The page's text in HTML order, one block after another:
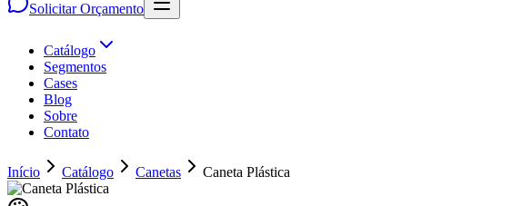
Solicitar Orçamento
Catálogo
Segmentos
Cases
Blog
Sobre
Contato
Início Catálogo Canetas Caneta Plástica